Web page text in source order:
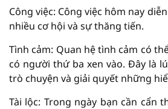
Công việc: Công việc hôm nay
nhiều cơ hội và sự thăng tiến.
Tình cảm: Quan hệ tình cảm có
có người thứ ba xen vào. Đây là
trò chuyện và giải quyết những
Tài lộc: Trong ngày bạn cần cẩn